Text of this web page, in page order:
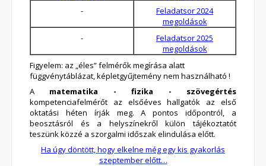
-
Feladatsor 2024
megoldások
-
Feladatsor 2025
megoldások
Figyelem: az „éles” felmérők megírása alatt
függvénytáblázat, képletgyűjtemény nem használható !
A matematika - fizika - szövegértés
kompetenciafelmérőt az elsőéves hallgatók az első
oktatási héten írják meg. A pontos időpontról, a
beosztásról és a helyszínekről külön tájékoztatót
teszünk közzé a szorgalmi időszak elindulása előtt.
Ha úgy döntött, hogy elkelne még egy kis gyakorlás
szeptember előtt…